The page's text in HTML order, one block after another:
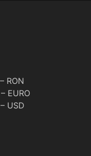
RON
EURO
USD